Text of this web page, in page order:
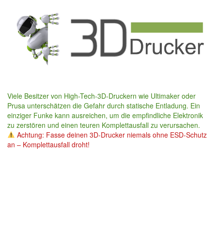
content
Viele Besitzer von High-Tech-3D-Druckern wie Ultimaker oder
Prusa unterschätzen die Gefahr durch statische Entladung. Ein
einziger Funke kann ausreichen, um die empfindliche Elektronik
zu zerstören und einen teuren Komplettausfall zu verursachen.
Achtung: Fasse deinen 3D-Drucker niemals ohne ESD-Schutz
an – Komplettausfall droht!